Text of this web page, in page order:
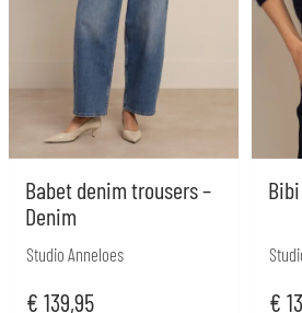
Babet denim trousers –
Denim
Studio Anneloes
€ 139,95 €